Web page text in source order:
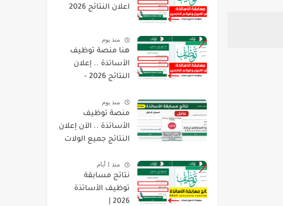
اعلان النتائج 2026
منذ يوم
هنا منصة توظيف
الأساتذة .. إعلان
النتائج 2026 -
منذ يوم
منصة توظيف
الأساتذة .. الآن إعلان
النتائج جميع الولات
concours.onec.dz
منذ 1 أيام
نتائج مسابقة
توظيف الأساتذة